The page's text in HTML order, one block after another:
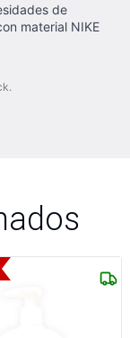
de
material NIKE